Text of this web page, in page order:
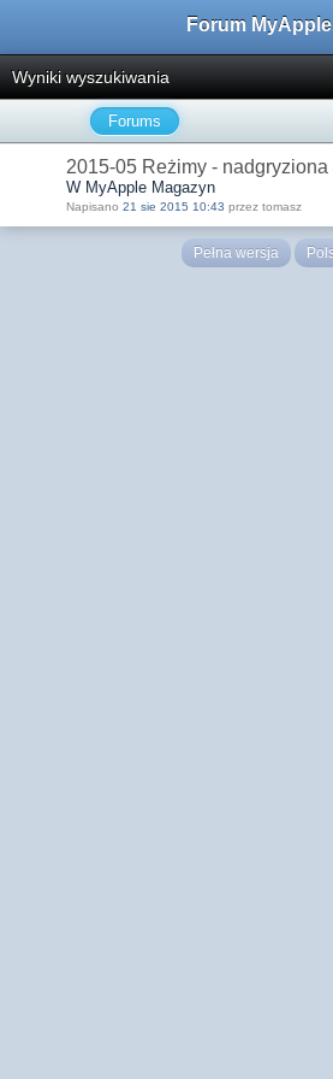
Forum
Wyniki wyszukiwania
Forums
2015-05 Reżimy - nadgryziona
W MyApple Magazyn
Napisano 21 sie 2015 10:43 przez tomasz
Pełna wersja